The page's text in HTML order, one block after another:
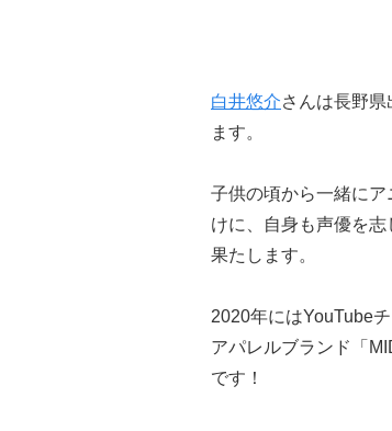
白井悠介さんは長野
ます。
子供の頃から一緒に
けに、自身も声優を
果たします。
2020年にはYouTube
アパレルブランド「
です！